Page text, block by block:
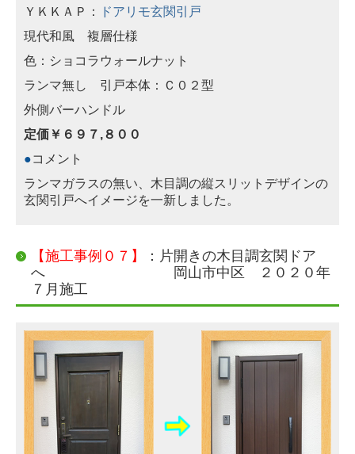
ＹＫＫＡＰ：
ドアリモ玄関引戸
現代和風 複層仕様
色：ショコラウォールナット
ランマ無し 引戸本体：Ｃ０２型
外側バーハンドル
定価￥６９７,８００
●コメント
ランマガラスの無い、木目調の縦スリットデザインの
玄関引戸へイメージを一新しました。
【施工事例０７】
：片開きの木目調玄関ドア
へ 岡山市中区 ２０２０年
７月施工